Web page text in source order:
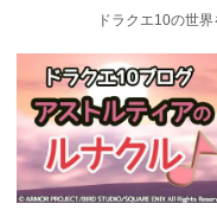
ドラクエ10の世